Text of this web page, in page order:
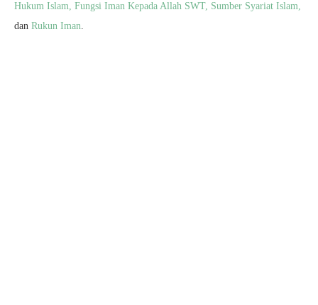
Hukum Islam, Fungsi Iman Kepada Allah SWT, Sumber Syariat Islam,
dan Rukun Iman.